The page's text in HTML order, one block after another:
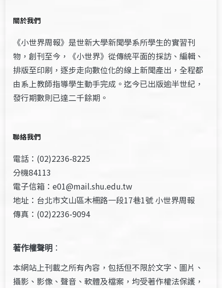
關於我們
《小世界周報》是世新大學新聞學系所學生的實習刊
物，創刊至今，《小世界》從傳統平面的採訪、編輯、
排版至印刷，逐步走向數位化的線上新聞產出，全程都
由系上教師指導學生動手完成。迄今已出版逾半世紀，
發行期數則已達二千餘期。
聯絡我們
電話：(02)2236-8225
分機84113
電子信箱：e01@mail.shu.edu.tw
地址：台北市文山區木柵路一段17巷1號 小世界周報
傳真：(02)2236-9094
著作權聲明 ：
本網站上刊載之所有內容，包括但不限於文字、圖片、
攝影、影像、聲音、軟體及檔案，均受著作權法保護，